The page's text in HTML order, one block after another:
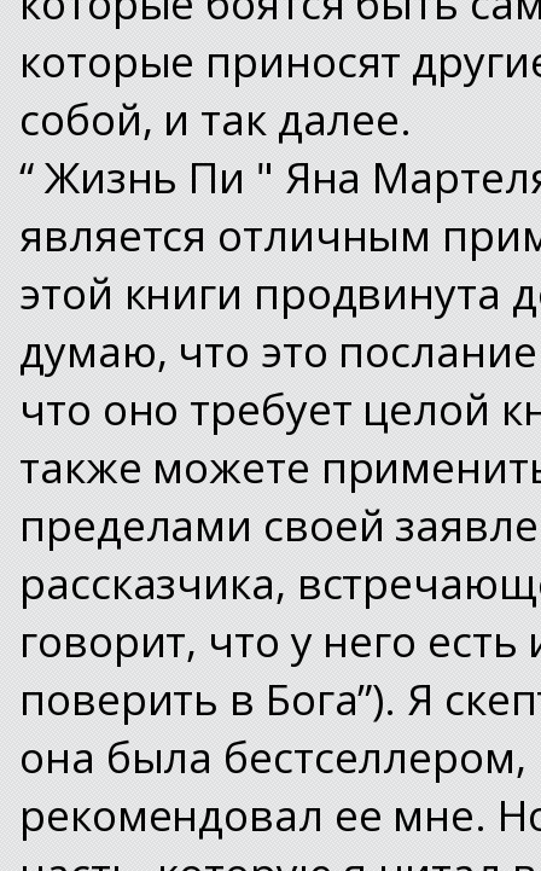
которые приносят
собой, и так далее.
“ Жизнь Пи " Яна
является отличным
этой книги продвинута
думаю, что это
что оно требует целой
также можете
пределами своей
рассказчика,
говорит, что у него есть
поверить в Бога”). Я
она была
рекомендовал ее мне.